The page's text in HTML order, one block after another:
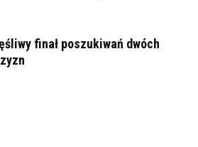
finał poszukiwań dwóch